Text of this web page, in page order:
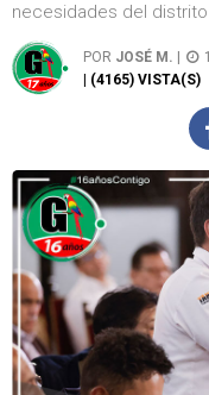
necesidades del distrito
POR JOSÉ M.
| (4165) VISTA(S)